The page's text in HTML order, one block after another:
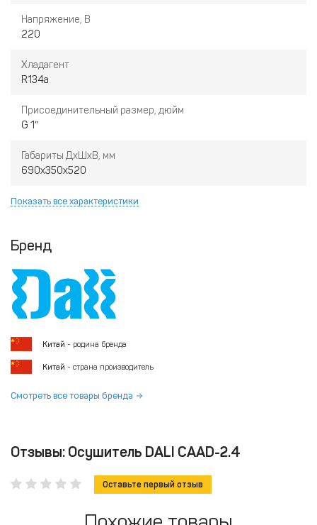
Напряжение, В
220
Хладагент
R134а
Присоединительный размер, дюйм
G 1″
Габариты ДхШхВ, мм
690х350х520
Показать все характеристики
Бренд
Китай - родина бренда
Китай - страна производитель
Смотреть все товары бренда
Отзывы: Осушитель DALI CAAD-2.4
Оставьте первый отзыв